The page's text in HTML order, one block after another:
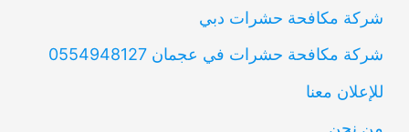
شركة مكافحة حشرات دبي
شركة مكافحة حشرات في عجمان 0554948127
للإعلان معنا
من نحن